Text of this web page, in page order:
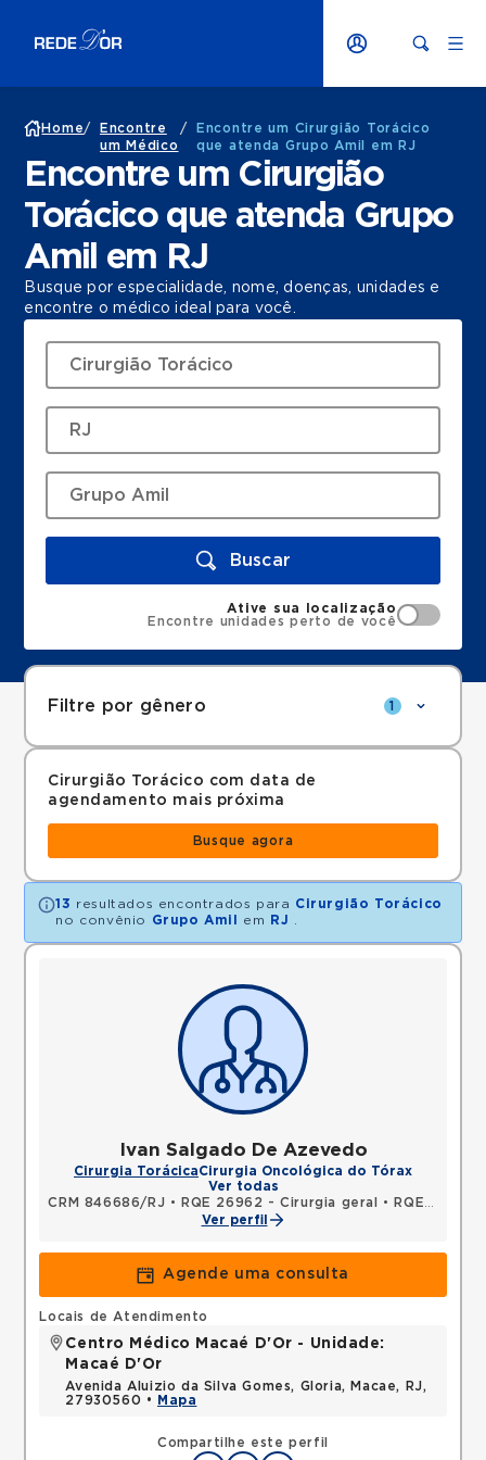
Home/
Encontre
um Médico
/
Encontre um Cirurgião Torácico
que atenda Grupo Amil em RJ
Encontre um Cirurgião
Torácico que atenda Grupo
Amil em RJ
Busque por especialidade, nome, doenças, unidades e
encontre o médico ideal para você.
Buscar
Ative sua localização
Encontre unidades perto de você
Filtre por gênero 1
Cirurgião Torácico com data de
agendamento mais próxima
Busque agora
13 resultados encontrados para Cirurgião Torácico
no convênio
Grupo Amil em RJ
Ivan Salgado De Azevedo
Cirurgia TorácicaCirurgia Oncológica do Tórax
Ver todas
CRM 846686/RJ • RQE 26962 - Cirurgia geral •
RQE 26963 - Cirurgia torácica
Ver perfil
Agende uma consulta
Compartilhe este perfil
Locais de Atendimento
Centro Médico Macaé D'Or - Unidade:
Macaé D'Or
Avenida Aluizio da Silva Gomes, Gloria, Macae, RJ,
27930560 •
Mapa